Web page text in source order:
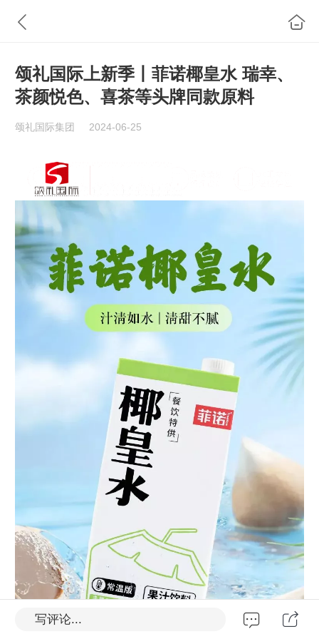
颂礼国际上新季丨菲诺椰皇水 瑞幸、
茶颜悦色、喜茶等头牌同款原料
颂礼国际集团 2024-06-25
写评论...